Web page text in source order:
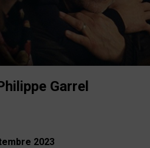
Garrel
2023